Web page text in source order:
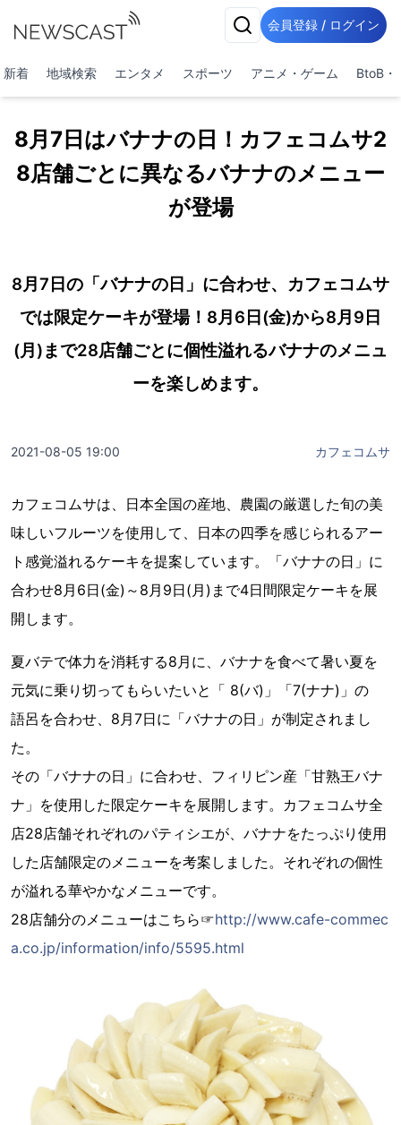
会員登録 / ログイン
新着 地域検索 エンタメ スポーツ アニメ・ゲーム BtoB・
8月7日はバナナの日！カフェコムサ2
8店舗ごとに異なるバナナのメニュー
が登場
8月7日の「バナナの日」に合わせ、カフェコムサ
では限定ケーキが登場！8月6日(金)から8月9日
(月)まで28店舗ごとに個性溢れるバナナのメニュ
ーを楽しめます。
2021-08-05 19:00 カフェコムサ
カフェコムサは、日本全国の産地、農園の厳選した旬の美
味しいフルーツを使用して、日本の四季を感じられるアー
ト感覚溢れるケーキを提案しています。「バナナの日」に
合わせ8月6日(金)～8月9日(月)まで4日間限定ケーキを展
開します。
夏バテで体力を消耗する8月に、バナナを食べて暑い夏を
元気に乗り切ってもらいたいと「 8(バ)」「7(ナナ)」の
語呂を合わせ、8月7日に「バナナの日」が制定されまし
た。
その「バナナの日」に合わせ、フィリピン産「甘熟王バナ
ナ」を使用した限定ケーキを展開します。カフェコムサ全
店28店舗それぞれのパティシエが、バナナをたっぷり使用
した店舗限定のメニューを考案しました。それぞれの個性
が溢れる華やかなメニューです。
28店舗分のメニューはこちら☞http://www.cafe-commec
a.co.jp/information/info/5595.html